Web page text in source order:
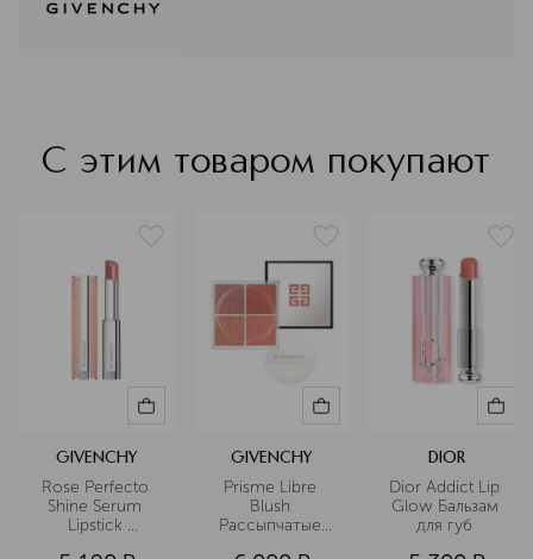
естественную и здоровую красоту.
Givenchy заслужили статус
культовой классики, а
дерзкая классика, бросающая вызов
условностям.
Подробнее
С этим товаром покупают
GIVENCHY
Rose Perfecto
Shine Serum
Lipstick
GIVENCHY
Prisme Libre
Blush
Рассыпчатые
DIOR
Dior Addict Lip
Glow Бальзам